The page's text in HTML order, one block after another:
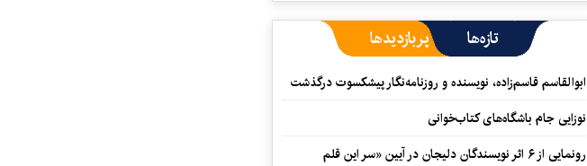
تازه‌ها پربازدیدها
ابوالقاسم قاسم‌زاده، نویسنده و روزنامه‌نگار پیشکسوت درگذشت
نوزایی جام باشگاه‌های کتاب‌خوانی
رونمایی از ۶ اثر نویسندگان دلیجان در آیین «سر این قلم